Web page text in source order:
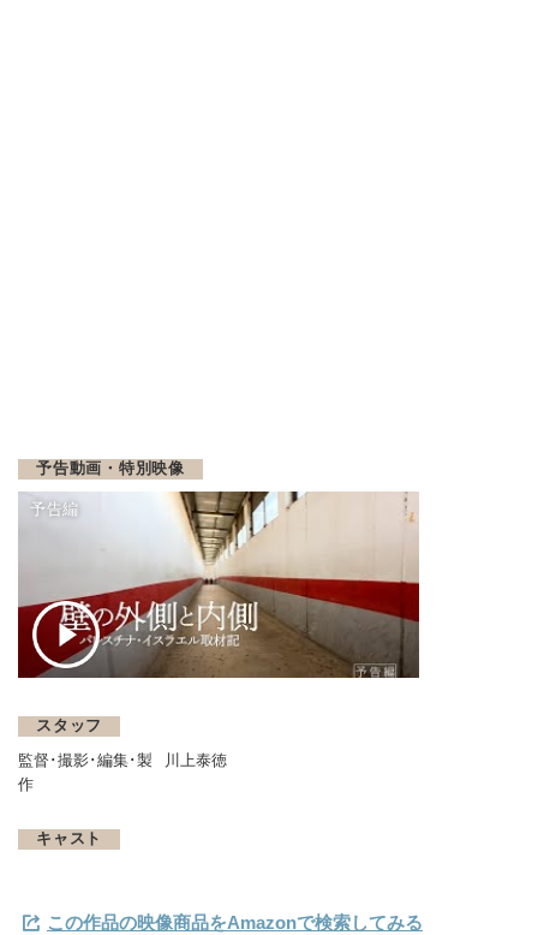
予告動画・特別映像
予告編
スタッフ
監督･撮影･編集･製
作
川上泰徳
キャスト
この作品の映像商品をAmazonで検索してみる